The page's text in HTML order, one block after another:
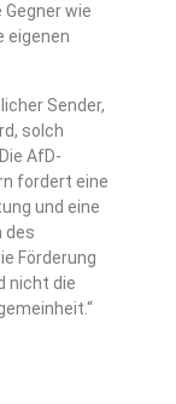
wie
eigenen
Sender,
solch
AfD-
fordert eine
und eine
des
Förderung
nicht die